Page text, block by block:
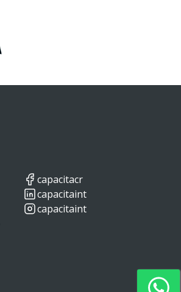
capacitacr
capacitaint
capacitaint